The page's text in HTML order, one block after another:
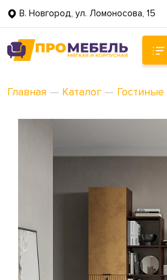
В. Новгород, ул. Ломоносова, 15
Главная — Каталог — Гостиные